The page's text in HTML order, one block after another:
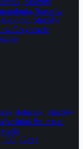
Staszów
Staszów
w Grzybowie
Belusiak, Staszów
Sp. z o.o.
CO, Gaz i